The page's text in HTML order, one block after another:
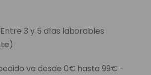
3 y 5 días laborables
va desde 0€ hasta 99€ -